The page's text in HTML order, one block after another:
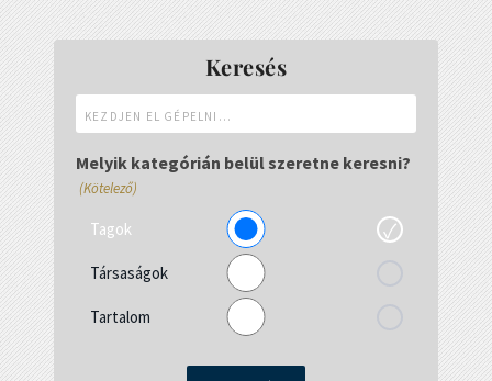
Keresés
el
gépelni...
Melyik kategórián belül szeretne keresni?
(Kötelező)
Tagok
Társaságok
Tartalom